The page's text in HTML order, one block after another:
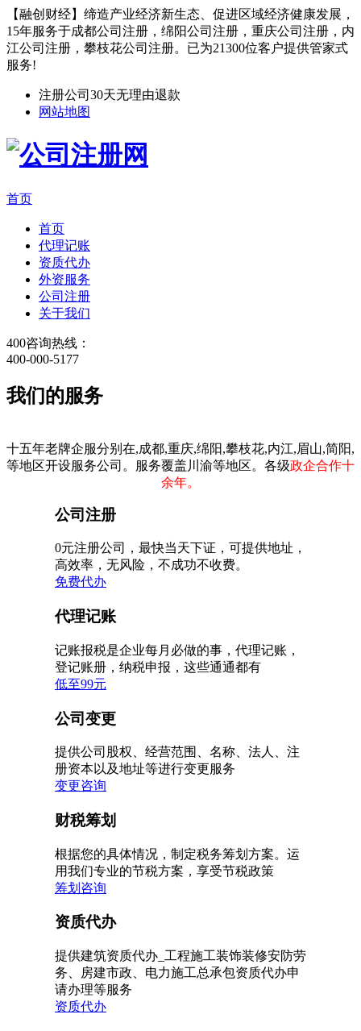
【融创财经】缔造产业经济新生态、促进区域经济健康发展，
15年服务于成都公司注册，绵阳公司注册，重庆公司注册，内
江公司注册，攀枝花公司注册。已为21300位客户提供管家式
服务!
注册公司30天无理由退款
网站地图
首页
首页
代理记账
资质代办
外资服务
公司注册
关于我们
400咨询热线：
400-000-5177
我们的服务
十五年老牌企服分别在,成都,重庆,绵阳,攀枝花,内江,眉山,简阳,
等地区开设服务公司。服务覆盖川渝等地区。各级政企合作十
余年。
公司注册
0元注册公司，最快当天下证，可提供地址，
高效率，无风险，不成功不收费。
免费代办
代理记账
记账报税是企业每月必做的事，代理记账，
登记账册，纳税申报，这些通通都有
低至99元
公司变更
提供公司股权、经营范围、名称、法人、注
册资本以及地址等进行变更服务
变更咨询
财税筹划
根据您的具体情况，制定税务筹划方案。运
用我们专业的节税方案，享受节税政策
筹划咨询
资质代办
提供建筑资质代办_工程施工装饰装修安防劳
务、房建市政、电力施工总承包资质代办申
请办理等服务
资质代办